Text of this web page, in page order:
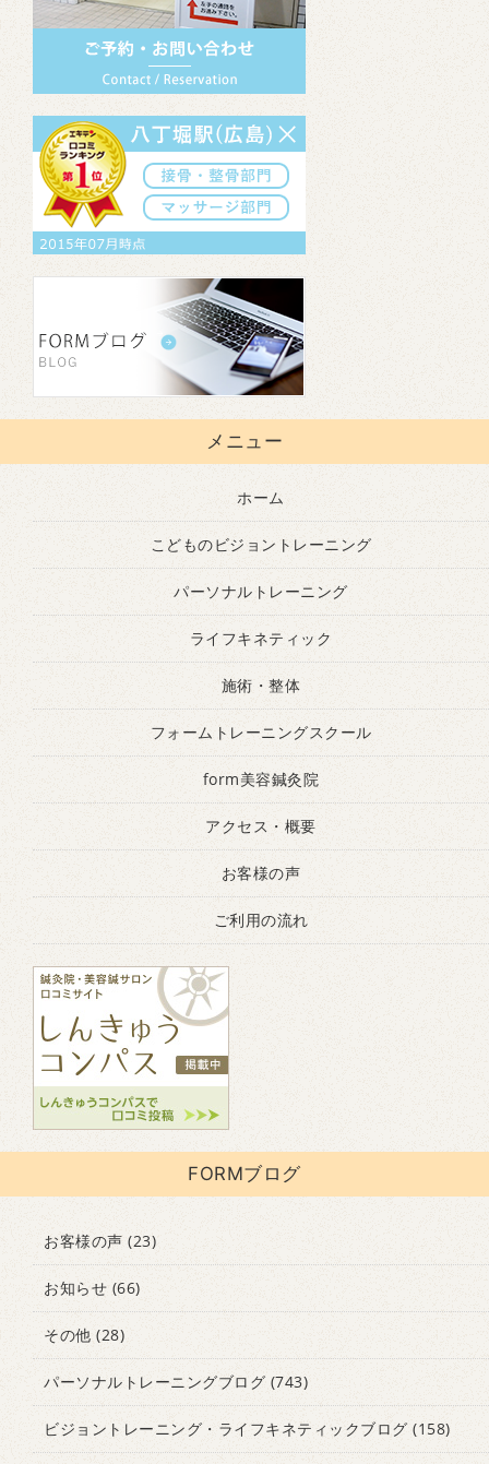
メニュー
ホーム
こどものビジョントレーニング
パーソナルトレーニング
ライフキネティック
施術・整体
フォームトレーニングスクール
form美容鍼灸院
アクセス・概要
お客様の声
ご利用の流れ
FORMブログ
お客様の声 (23)
お知らせ (66)
その他 (28)
パーソナルトレーニングブログ (743)
ビジョントレーニング・ライフキネティックブログ (158)